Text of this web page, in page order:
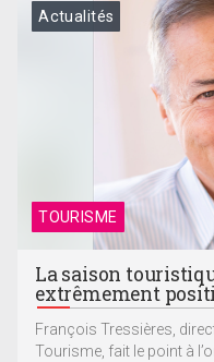
TOURISME
Actualités
La saison
extrêmement
François Tressières,
Tourisme, fait le point à